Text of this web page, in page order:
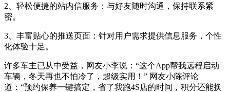
2、轻松便捷的站内信服务：与好友随时沟通，保持联系紧
密。
3、丰富贴心的推送页面：针对用户需求提供信息服务，个性
化体验十足。
许多车主已从中受益，网友小李说：“这个App帮我远程启动
车辆，冬天再也不怕冷了，超级实用！” 网友小陈评论
道：“预约保养一键搞定，省了我跑4S店的时间，积分还能换